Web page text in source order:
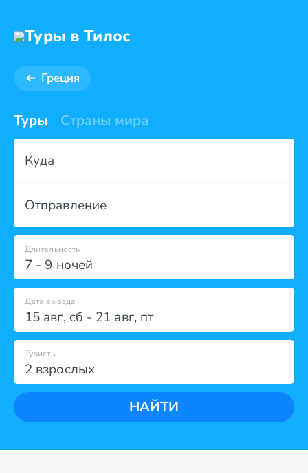
Туры в Тилос
Греция
Туры Страны мира
Куда
Отправление
7 - 9 ночей
Длительность
Дата выезда
15 авг, сб - 21 авг, пт
2 взрослых
Туристы
НАЙТИ